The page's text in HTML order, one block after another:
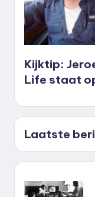
Kijktip:
Life staat
Laatste